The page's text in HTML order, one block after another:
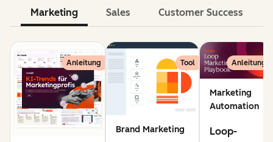
Marketing Sales Customer Success
Anleitung Tool
Brand Marketing
Anleitung
Marketing
Automation
Loop-